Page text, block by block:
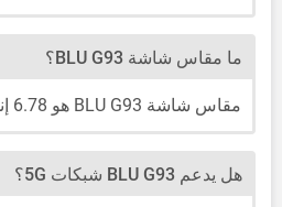
ما مقاس شاشة BLU G93؟
مقاس شاشة BLU G93 هو 6.78 إنش.
هل يدعم BLU G93 شبكات 5G؟